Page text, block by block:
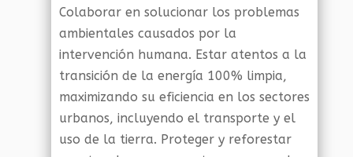
Colaborar en solucionar los problemas
ambientales causados por la
intervención humana. Estar atentos a la
transición de la energía 100% limpia,
maximizando su eficiencia en los sectores
urbanos, incluyendo el transporte y el
uso de la tierra. Proteger y reforestar